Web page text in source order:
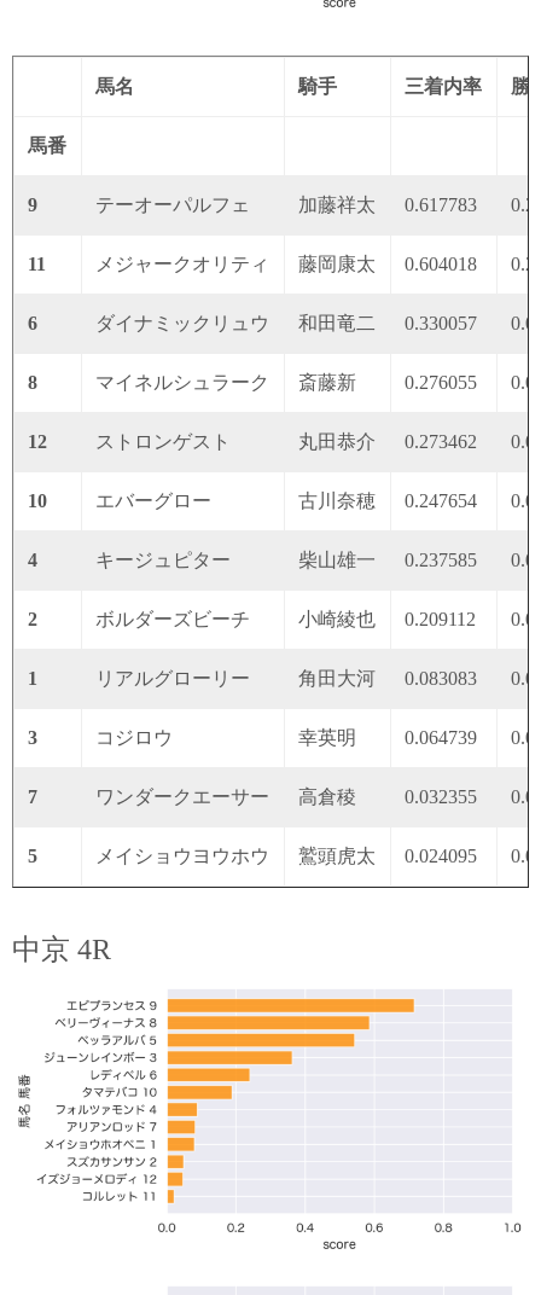
馬名 騎手 三着内率 勝
馬番
9 テーオーパルフェ 加藤祥太 0.617783
11 メジャークオリティ 藤岡康太 0.604018
6 ダイナミックリュウ 和田竜二 0.330057
8 マイネルシュラーク 斎藤新 0.276055
12 ストロンゲスト 丸田恭介 0.273462
10 エバーグロー 古川奈穂 0.247654
4 キージュピター 柴山雄一 0.237585
2 ボルダーズビーチ 小崎綾也 0.209112
1 リアルグローリー 角田大河 0.083083
3 コジロウ 幸英明 0.064739
7 ワンダークエーサー 高倉稜 0.032355
5 メイショウヨウホウ 鷲頭虎太 0.024095
中京 4R